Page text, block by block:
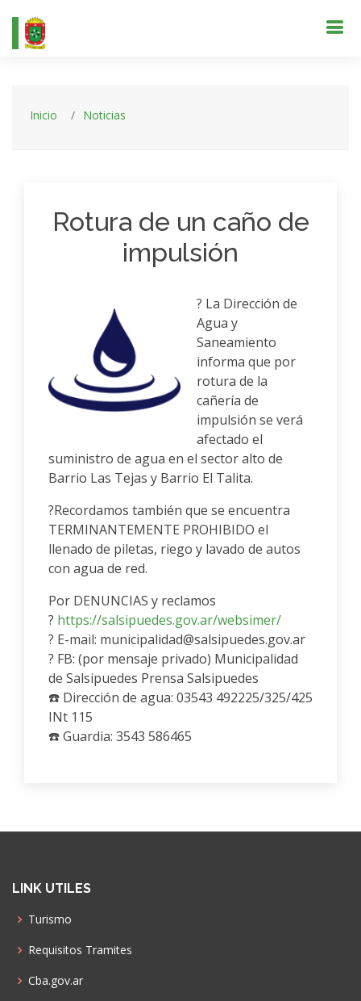
Inicio Noticias
Rotura de un caño de
impulsión
? La Dirección de
Agua y
Saneamiento
informa que por
rotura de la
cañería de
impulsión se verá
afectado el
suministro de agua en el sector alto de
Barrio Las Tejas y Barrio El Talita.
?Recordamos también que se encuentra
TERMINANTEMENTE PROHIBIDO el
llenado de piletas, riego y lavado de autos
con agua de red.
Por DENUNCIAS y reclamos
? https://salsipuedes.gov.ar/websimer/
? E-mail: municipalidad@salsipuedes.gov.ar
? FB: (por mensaje privado) Municipalidad
de Salsipuedes Prensa Salsipuedes
☎️ Dirección de agua: 03543 492225/325/425
INt 115
☎️ Guardia: 3543 586465
LINK UTILES
Turismo
Requisitos Tramites
Cba.gov.ar